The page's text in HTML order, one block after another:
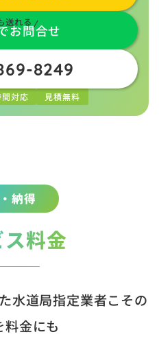
送れる
お問合せ
8249
対応 見積無料
納得
料金
水道局指定業者こその
料金にも